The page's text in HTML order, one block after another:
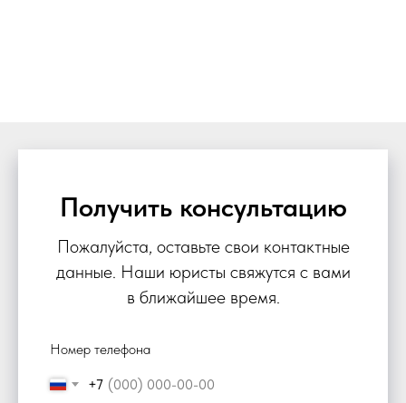
Получить консультацию
Пожалуйста, оставьте свои контактные
данные. Наши юристы свяжутся с вами
в ближайшее время.
Номер телефона
+7